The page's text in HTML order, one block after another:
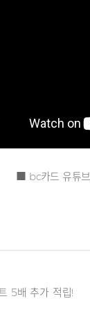
■ bc카드 유튜브
5배 추가 적립!